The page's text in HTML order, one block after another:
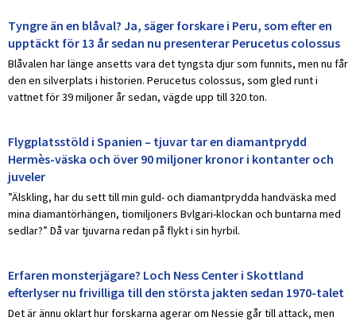
Tyngre än en blåval? Ja, säger forskare i Peru, som efter en
upptäckt för 13 år sedan nu presenterar Perucetus colossus
Blåvalen har länge ansetts vara det tyngsta djur som funnits, men nu får
den en silverplats i historien. Perucetus colossus, som gled runt i
vattnet för 39 miljoner år sedan, vägde upp till 320 ton.
Flygplatsstöld i Spanien – tjuvar tar en diamantprydd
Hermès-väska och över 90 miljoner kronor i kontanter och
juveler
”Älskling, har du sett till min guld- och diamantprydda handväska med
mina diamantörhängen, tiomiljoners Bvlgari-klockan och buntarna med
sedlar?” Då var tjuvarna redan på flykt i sin hyrbil.
Erfaren monsterjägare? Loch Ness Center i Skottland
efterlyser nu frivilliga till den största jakten sedan 1970-talet
Det är ännu oklart hur forskarna agerar om Nessie går till attack, men